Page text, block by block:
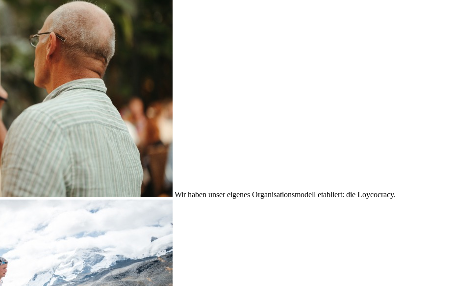
Wir haben unser eigenes Organisationsmodell etabliert: die Loycocracy.